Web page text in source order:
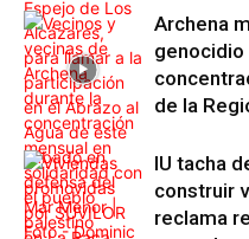
Archena
genocidio
de la
IU tacha
construir
reclama